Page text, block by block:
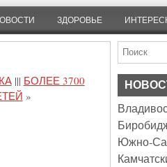
ЗДОРОВЬЕ
||| БОЛЕЕ 3700
»
Южно-